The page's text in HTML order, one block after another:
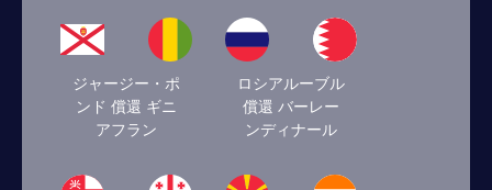
ジャージー・ポ
ンド 償還 ギニ
アフラン
ロシアルーブル
償還 バーレー
ンディナール